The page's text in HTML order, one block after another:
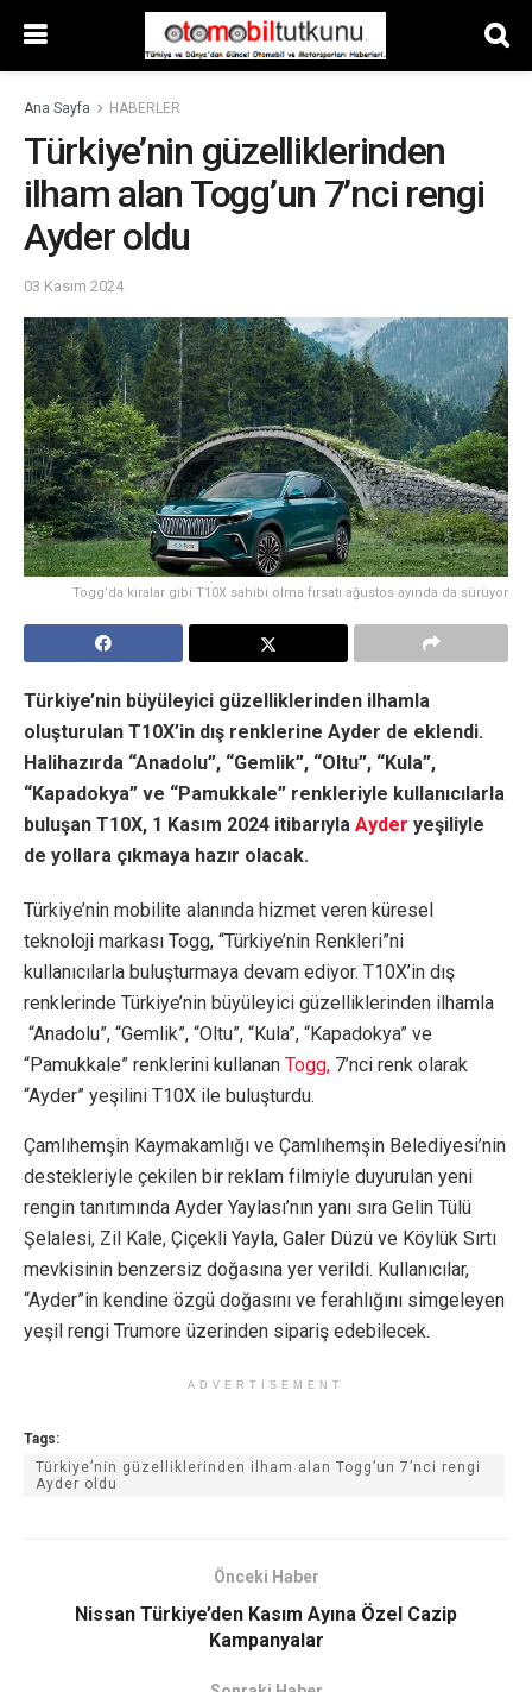
Ana Sayfa HABERLER
Türkiye’nin güzelliklerinden
ilham alan Togg’un 7’nci rengi
Ayder oldu
03 Kasım 2024
Togg’da kiralar gibi T10X sahibi olma fırsatı ağustos ayında da sürüyor
Türkiye’nin büyüleyici güzelliklerinden ilhamla
oluşturulan T10X’in dış renklerine Ayder de eklendi.
Halihazırda “Anadolu”, “Gemlik”, “Oltu”, “Kula”,
“Kapadokya” ve “Pamukkale” renkleriyle kullanıcılarla
buluşan T10X, 1 Kasım 2024 itibarıyla Ayder yeşiliyle
de yollara çıkmaya hazır olacak.
Türkiye’nin mobilite alanında hizmet veren küresel
teknoloji markası Togg, “Türkiye’nin Renkleri”ni
kullanıcılarla buluşturmaya devam ediyor. T10X’in dış
renklerinde Türkiye’nin büyüleyici güzelliklerinden ilhamla
“Anadolu”, “Gemlik”, “Oltu”, “Kula”, “Kapadokya” ve
“Pamukkale” renklerini kullanan Togg, 7’nci renk olarak
“Ayder” yeşilini T10X ile buluşturdu.
Çamlıhemşin Kaymakamlığı ve Çamlıhemşin Belediyesi’nin
destekleriyle çekilen bir reklam filmiyle duyurulan yeni
rengin tanıtımında Ayder Yaylası’nın yanı sıra Gelin Tülü
Şelalesi, Zil Kale, Çiçekli Yayla, Galer Düzü ve Köylük Sırtı
mevkisinin benzersiz doğasına yer verildi. Kullanıcılar,
“Ayder”in kendine özgü doğasını ve ferahlığını simgeleyen
yeşil rengi Trumore üzerinden sipariş edebilecek.
ADVERTISEMENT
Tags:
Türkiye’nin güzelliklerinden ilham alan Togg’un 7’nci rengi
Ayder oldu
Önceki Haber
Nissan Türkiye’den Kasım Ayına Özel Cazip
Kampanyalar